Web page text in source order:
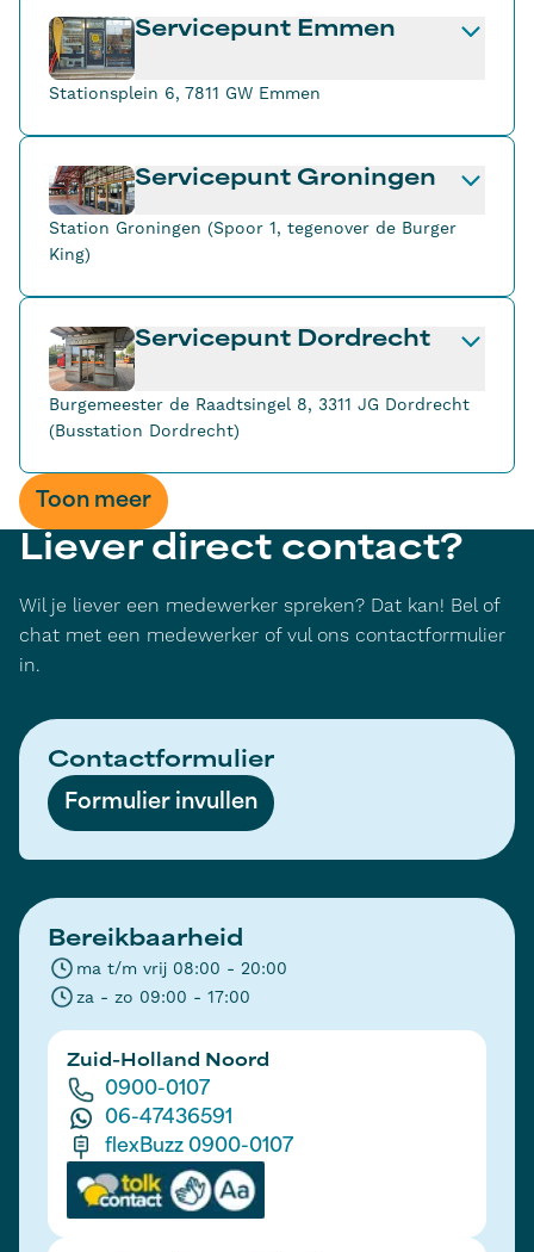
Servicepunt Emmen
Stationsplein 6, 7811 GW Emmen
Servicepunt Groningen
Station Groningen (Spoor 1, tegenover de Burger
King)
Servicepunt Dordrecht
Burgemeester de Raadtsingel 8, 3311 JG Dordrecht
(Busstation Dordrecht)
Toon meer
Liever direct contact?
Wil je liever een medewerker spreken? Dat kan! Bel of
chat met een medewerker of vul ons contactformulier
in.
Contactformulier
Formulier invullen
Bereikbaarheid
ma t/m vrij 08:00 - 20:00
za - zo 09:00 - 17:00
Zuid-Holland Noord
0900-0107
06-47436591
flexBuzz 0900-0107